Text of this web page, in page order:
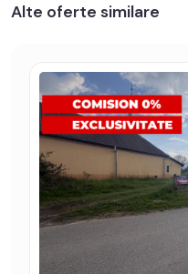
Alte oferte similare